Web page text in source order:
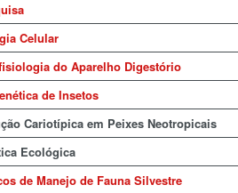
Celular
do Aparelho Digestório
de Insetos
Cariotípica em Peixes Neotropicais
Ecológica
de Manejo de Fauna Silvestre